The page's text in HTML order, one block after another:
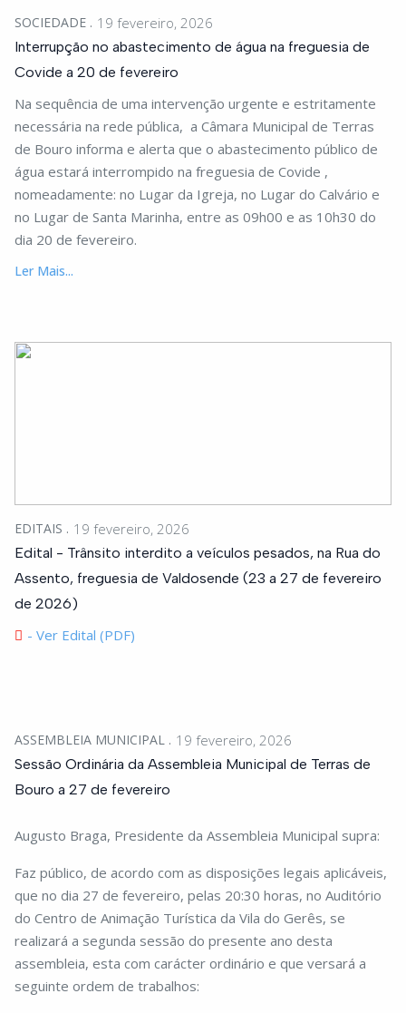
SOCIEDADE 19 fevereiro, 2026
Interrupção no abastecimento de água na freguesia de
Covide a 20 de fevereiro
Na sequência de uma intervenção urgente e estritamente
necessária na rede pública, a Câmara Municipal de Terras
de Bouro informa e alerta que o abastecimento público de
água estará interrompido na freguesia de Covide ,
nomeadamente: no Lugar da Igreja, no Lugar do Calvário e
no Lugar de Santa Marinha, entre as 09h00 e as 10h30 do
dia 20 de fevereiro.
Ler Mais...
EDITAIS 19 fevereiro, 2026
Edital - Trânsito interdito a veículos pesados, na Rua do
Assento, freguesia de Valdosende (23 a 27 de fevereiro
de 2026)
- Ver Edital (PDF)
ASSEMBLEIA MUNICIPAL 19 fevereiro, 2026
Sessão Ordinária da Assembleia Municipal de Terras de
Bouro a 27 de fevereiro
Augusto Braga, Presidente da Assembleia Municipal supra:
Faz público, de acordo com as disposições legais aplicáveis,
que no dia 27 de fevereiro, pelas 20:30 horas, no Auditório
do Centro de Animação Turística da Vila do Gerês, se
realizará a segunda sessão do presente ano desta
assembleia, esta com carácter ordinário e que versará a
seguinte ordem de trabalhos: